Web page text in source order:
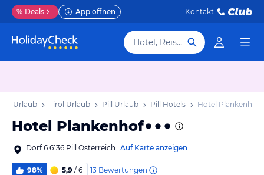
% Deals App öffnen Kontakt
Hotel, Reiseziel
Urlaub Tirol Urlaub Pill Urlaub Pill Hotels Hotel Plankenhof
Hotel Plankenhof
Dorf 6 6136 Pill Österreich Auf Karte anzeigen
98% 5,9 / 6 13 Bewertungen